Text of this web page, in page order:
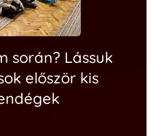
során? Lássuk
először kis